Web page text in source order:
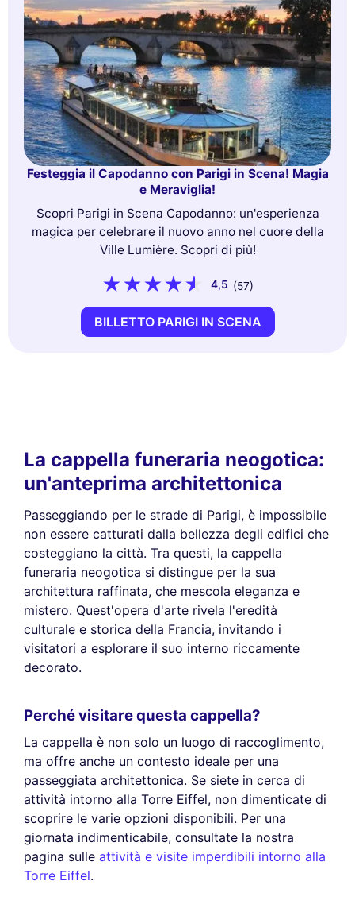
Festeggia il Capodanno con Parigi in Scena! Magia
e Meraviglia!
Scopri Parigi in Scena Capodanno: un'esperienza
magica per celebrare il nuovo anno nel cuore della
Ville Lumière. Scopri di più!
4,5 (57)
BILLETTO PARIGI IN SCENA
La cappella funeraria neogotica:
un'anteprima architettonica
Passeggiando per le strade di Parigi, è impossibile
non essere catturati dalla bellezza degli edifici che
costeggiano la città. Tra questi, la cappella
funeraria neogotica si distingue per la sua
architettura raffinata, che mescola eleganza e
mistero. Quest'opera d'arte rivela l'eredità
culturale e storica della Francia, invitando i
visitatori a esplorare il suo interno riccamente
decorato.
Perché visitare questa cappella?
La cappella è non solo un luogo di raccoglimento,
ma offre anche un contesto ideale per una
passeggiata architettonica. Se siete in cerca di
attività intorno alla Torre Eiffel, non dimenticate di
scoprire le varie opzioni disponibili. Per una
giornata indimenticabile, consultate la nostra
pagina sulle attività e visite imperdibili intorno alla
Torre Eiffel.